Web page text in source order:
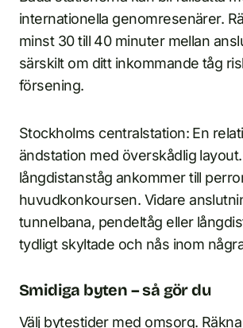
internationella genomresenärer.
minst 30 till 40 minuter mellan
särskilt om ditt inkommande tåg
försening.
Stockholms centralstation: En
ändstation med överskådlig
långdistanståg ankommer till
huvudkonkoursen. Vidare
tunnelbana, pendeltåg eller
tydligt skyltade och nås inom
Smidiga byten – så gör du
Välj bytestider med omsorg.